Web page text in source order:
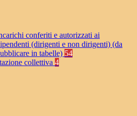
conferiti e autorizzati ai
(dirigenti e non dirigenti) (da
in tabelle) 54
collettiva 4